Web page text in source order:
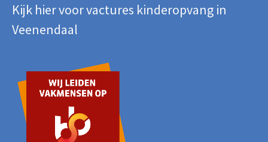
Kijk hier voor vactures kinderopvang in
Veenendaal